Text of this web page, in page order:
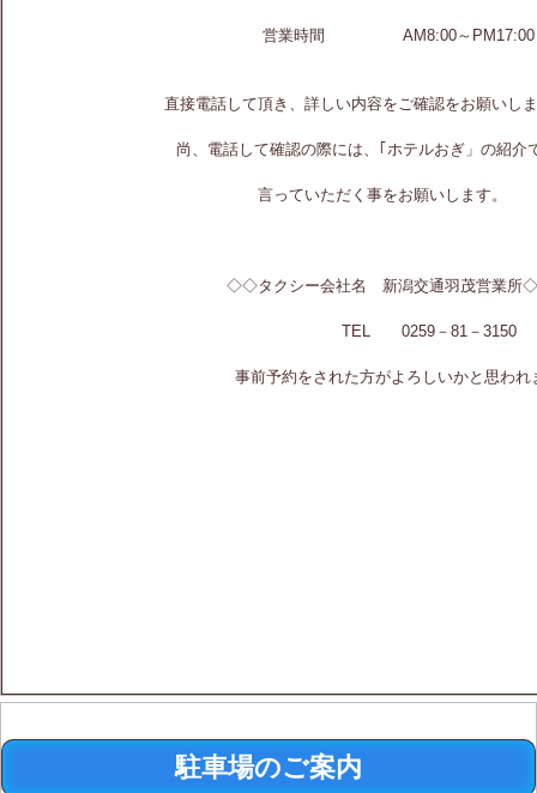
営業時間 AM8:00～PM17:00
直接電話して頂き、詳しい内容をご確認をお願い
尚、電話して確認の際には、｢ホテルおぎ」の紹介で
言っていただく事をお願いします。
◇◇タクシー会社名 新潟交通羽茂営業
TEL 0259－81－3150
事前予約をされた方がよろしいかと思われま
駐車場のご案内